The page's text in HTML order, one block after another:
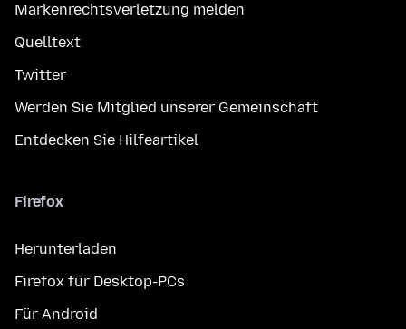
Markenrechtsverletzung melden
Quelltext
Twitter
Werden Sie Mitglied unserer Gemeinschaft
Entdecken Sie Hilfeartikel
Firefox
Herunterladen
Firefox für Desktop-PCs
Für Android